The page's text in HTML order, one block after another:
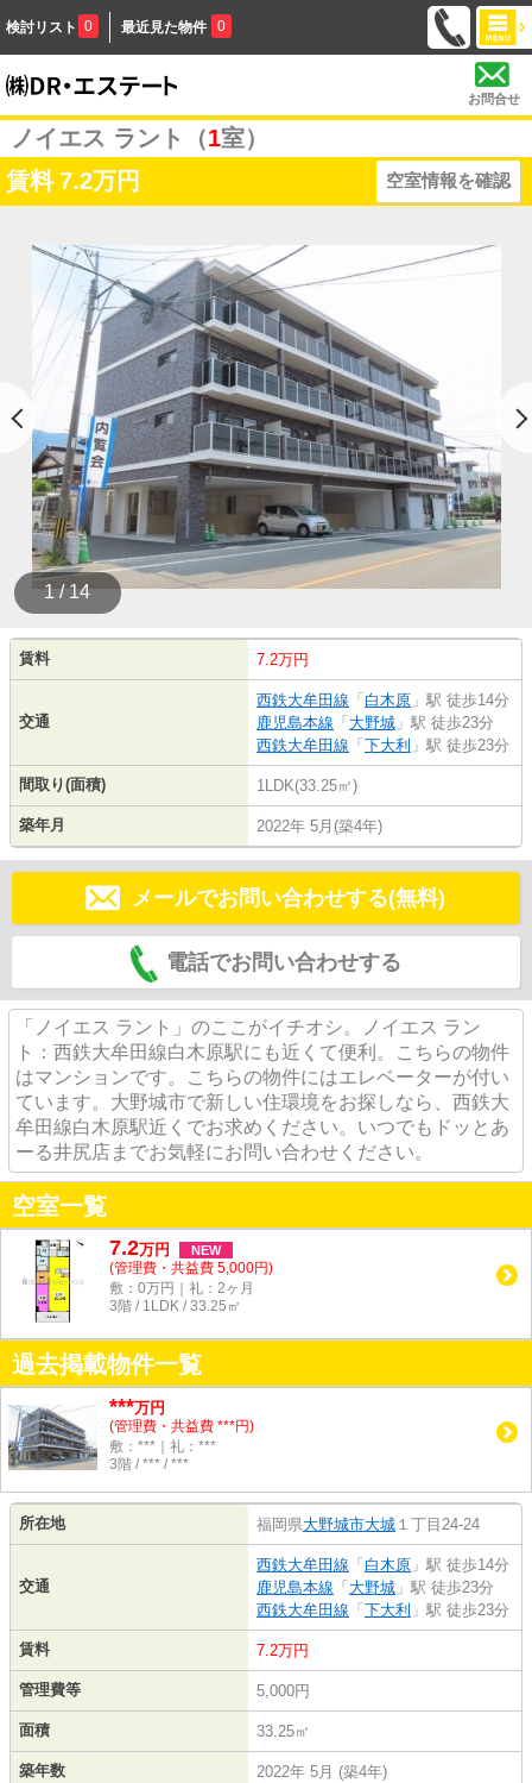
検討リスト 0 最近見た物件 0
お問合せ
ノイエス ラント（1室）
賃料 7.2万円 空室情報を確認
1 / 14
賃料 7.2万円
交通
西鉄大牟田線 「 白木原 」駅 徒歩14分
鹿児島本線 「 大野城 」駅 徒歩23分
西鉄大牟田線 「 下大利 」駅 徒歩23分
間取り(面積) 1LDK(33.25㎡)
築年月 2022年 5月(築4年)
メールでお問い合わせする(無料)
電話でお問い合わせする
「ノイエス ラント」のここがイチオシ。ノイエス ラン
ト：西鉄大牟田線白木原駅にも近くて便利。こちらの物件
はマンションです。こちらの物件にはエレベーターが付い
ています。大野城市で新しい住環境をお探しなら、西鉄大
牟田線白木原駅近くでお求めください。いつでもドッとあ
ーる井尻店までお気軽にお問い合わせください。
空室一覧
7.2万円 NEW
(管理費・共益費 5,000円)
敷：0万円｜礼：2ヶ月
3階 / 1LDK / 33.25㎡
過去掲載物件一覧
***万円
(管理費・共益費 ***円)
敷：***｜礼：***
3階 / *** / ***
所在地 福岡県大野城市大城 １丁目24-24
交通
西鉄大牟田線 「 白木原 」駅 徒歩14分
鹿児島本線 「 大野城 」駅 徒歩23分
西鉄大牟田線 「 下大利 」駅 徒歩23分
賃料 7.2万円
管理費等 5,000円
面積 33.25㎡
築年数 2022年 5月 (築4年)